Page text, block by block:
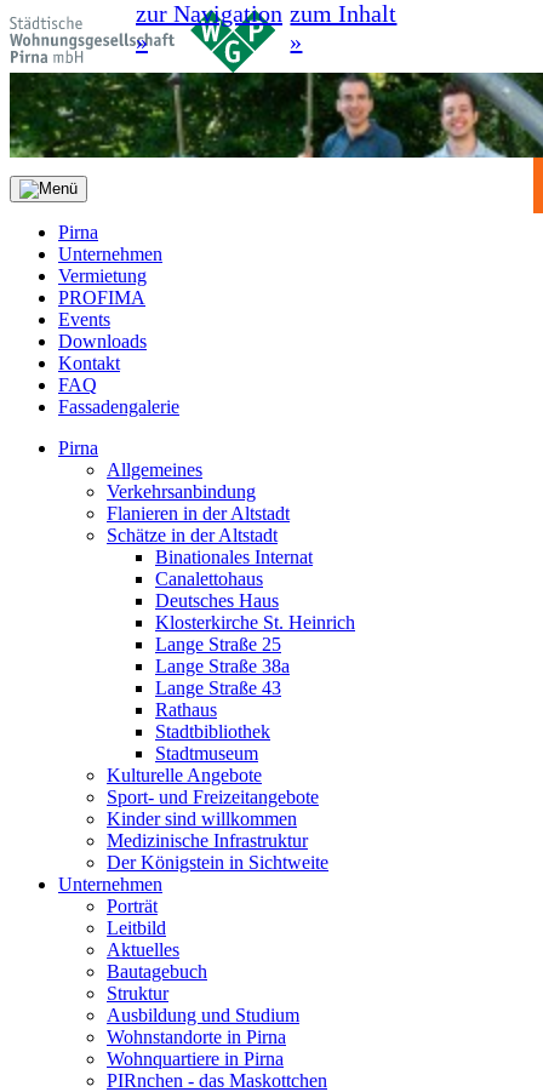
zur Navigation
»
zum Inhalt
»
Pirna
Unternehmen
Vermietung
PROFIMA
Events
Downloads
Kontakt
FAQ
Fassadengalerie
Pirna
Allgemeines
Verkehrsanbindung
Flanieren in der Altstadt
Schätze in der Altstadt
Binationales Internat
Canalettohaus
Deutsches Haus
Klosterkirche St. Heinrich
Lange Straße 25
Lange Straße 38a
Lange Straße 43
Rathaus
Stadtbibliothek
Stadtmuseum
Kulturelle Angebote
Sport- und Freizeitangebote
Kinder sind willkommen
Medizinische Infrastruktur
Der Königstein in Sichtweite
Unternehmen
Porträt
Leitbild
Aktuelles
Bautagebuch
Struktur
Ausbildung und Studium
Wohnstandorte in Pirna
Wohnquartiere in Pirna
PIRnchen - das Maskottchen